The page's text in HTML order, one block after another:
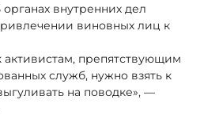
внутренних дел
виновных лиц к
активистам, препятствующим
служб, нужно взять к
на поводке», —